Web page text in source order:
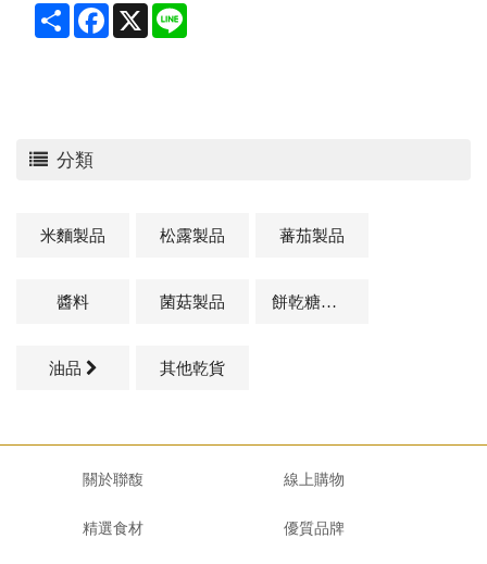
分類
米麵製品 松露製品 蕃茄製品
醬料 菌菇製品 餅乾糖果類
油品 其他乾貨
Share Facebook
X
關於聯馥 線上購物
精選食材 優質品牌